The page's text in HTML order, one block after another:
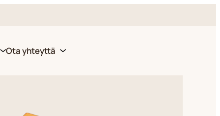
Ota yhteyttä